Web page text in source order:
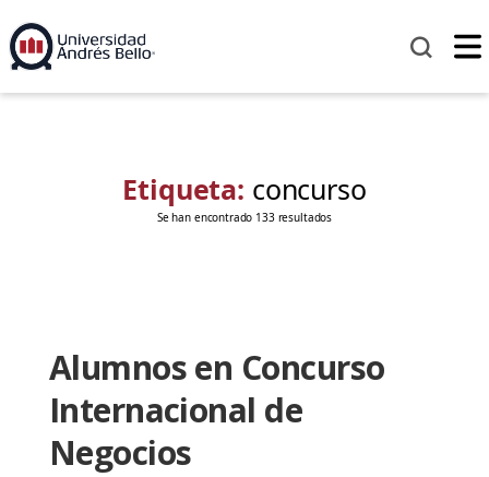
Etiqueta: concurso
Se han encontrado 133 resultados
Alumnos en Concurso
Internacional de
Negocios